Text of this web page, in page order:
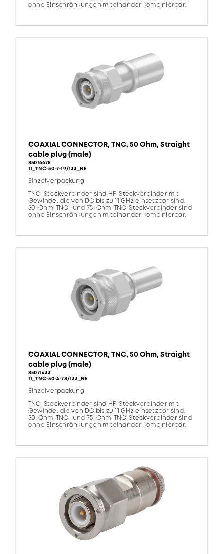
ohne Einschränkungen miteinander kombinierbar.
COAXIAL CONNECTOR, TNC, 50 Ohm, Straight
cable plug (male)
85016678
11_TNC-50-7-19/133_NE
Einzelverpackung
TNC-Steckverbinder sind HF-Steckverbinder mit
Gewinde, die von DC bis zu 11 GHz einsetzbar sind.
50-Ohm-TNC- und 75-Ohm-TNC-Steckverbinder sind
ohne Einschränkungen miteinander kombinierbar.
COAXIAL CONNECTOR, TNC, 50 Ohm, Straight
cable plug (male)
85071433
11_TNC-50-4-78/133_NE
Einzelverpackung
TNC-Steckverbinder sind HF-Steckverbinder mit
Gewinde, die von DC bis zu 11 GHz einsetzbar sind.
50-Ohm-TNC- und 75-Ohm-TNC-Steckverbinder sind
ohne Einschränkungen miteinander kombinierbar.